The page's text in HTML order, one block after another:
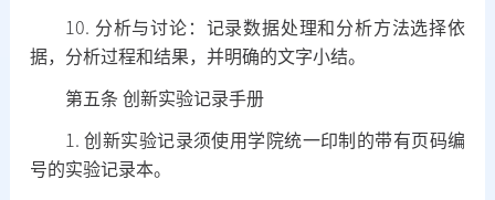
10. 分析与讨论：记录数据处理和分析方法选择依
据，分析过程和结果，并明确的文字小结。
第五条 创新实验记录手册
1.创新实验记录须使用学院统一印制的带有页码编
号的实验记录本。